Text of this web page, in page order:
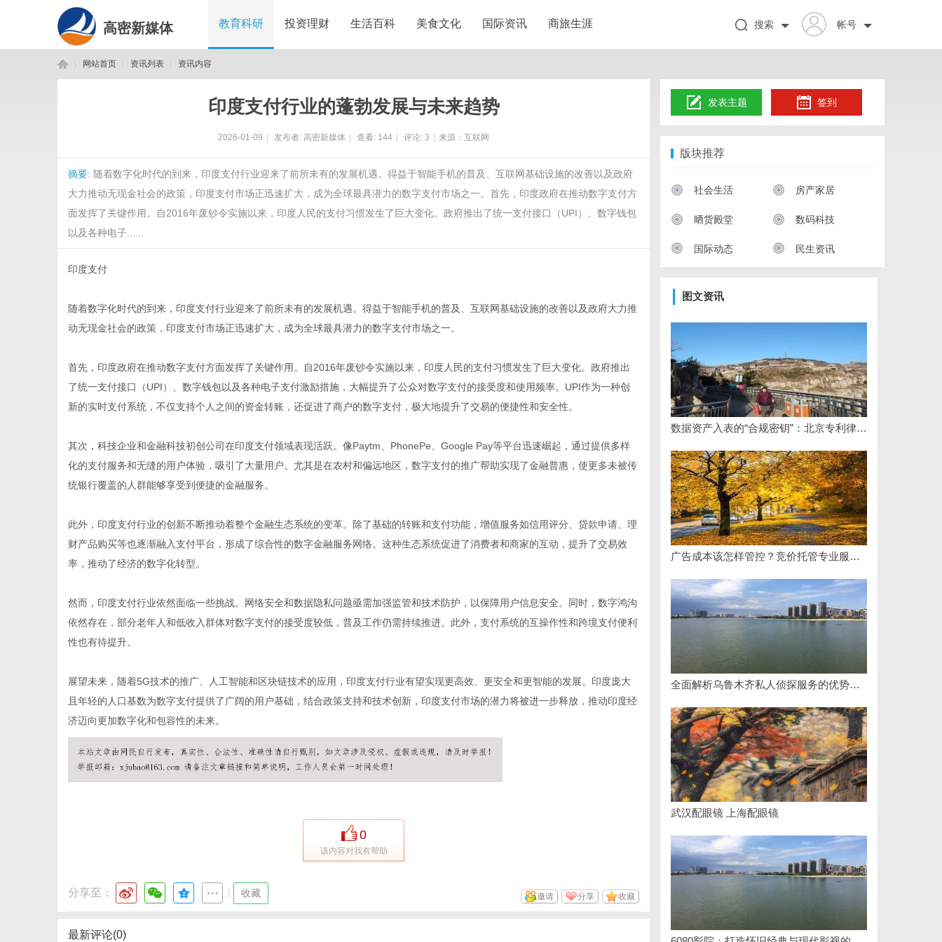
高密新媒体 教育科研 投资理财 生活百科 美食文化 国际资讯 商旅生涯 帐号
搜索
网站首页 资讯列表 资讯内容
印度支付行业的蓬勃发展与未来趋势
2026-01-09 发布者: 高密新媒体 查看: 144 评论: 3 来源：互联网
摘要: 随着数字化时代的到来，印度支付行业迎来了前所未有的发展机遇。得益于智能手机的普及、互联网基础设施的改善以及政府
大力推动无现金社会的政策，印度支付市场正迅速扩大，成为全球最具潜力的数字支付市场之一。首先，印度政府在推动数字支付方
面发挥了关键作用。自2016年废钞令实施以来，印度人民的支付习惯发生了巨大变化。政府推出了统一支付接口（UPI）、数字钱包
以及各种电子......
印度支付
随着数字化时代的到来，印度支付行业迎来了前所未有的发展机遇。得益于智能手机的普及、互联网基础设施的改善以及政府大力推
动无现金社会的政策，印度支付市场正迅速扩大，成为全球最具潜力的数字支付市场之一。
首先，印度政府在推动数字支付方面发挥了关键作用。自2016年废钞令实施以来，印度人民的支付习惯发生了巨大变化。政府推出
了统一支付接口（UPI）、数字钱包以及各种电子支付激励措施，大幅提升了公众对数字支付的接受度和使用频率。UPI作为一种创
新的实时支付系统，不仅支持个人之间的资金转账，还促进了商户的数字支付，极大地提升了交易的便捷性和安全性。
其次，科技企业和金融科技初创公司在印度支付领域表现活跃。像Paytm、PhonePe、Google Pay等平台迅速崛起，通过提供多样
化的支付服务和无缝的用户体验，吸引了大量用户。尤其是在农村和偏远地区，数字支付的推广帮助实现了金融普惠，使更多未被传
统银行覆盖的人群能够享受到便捷的金融服务。
此外，印度支付行业的创新不断推动着整个金融生态系统的变革。除了基础的转账和支付功能，增值服务如信用评分、贷款申请、理
财产品购买等也逐渐融入支付平台，形成了综合性的数字金融服务网络。这种生态系统促进了消费者和商家的互动，提升了交易效
率，推动了经济的数字化转型。
然而，印度支付行业依然面临一些挑战。网络安全和数据隐私问题亟需加强监管和技术防护，以保障用户信息安全。同时，数字鸿沟
依然存在，部分老年人和低收入群体对数字支付的接受度较低，普及工作仍需持续推进。此外，支付系统的互操作性和跨境支付便利
性也有待提升。
展望未来，随着5G技术的推广、人工智能和区块链技术的应用，印度支付行业有望实现更高效、更安全和更智能的发展。印度庞大
且年轻的人口基数为数字支付提供了广阔的用户基础，结合政策支持和技术创新，印度支付市场的潜力将被进一步释放，推动印度经
济迈向更加数字化和包容性的未来。
0
该内容对我有帮助
分享至： 收藏 收藏
分享
邀请
最新评论(0)
发表主题 签到
版块推荐
社会生活 房产家居
晒货殿堂 数码科技
国际动态 民生资讯
图文资讯
数据资产入表的“合规密钥”：北京专利律师如何为数据知识产权登记扫清障碍
广告成本该怎样管控？竞价托管专业服务商俐麸科技
全面解析乌鲁木齐私人侦探服务的优势与应用
武汉配眼镜 上海配眼镜